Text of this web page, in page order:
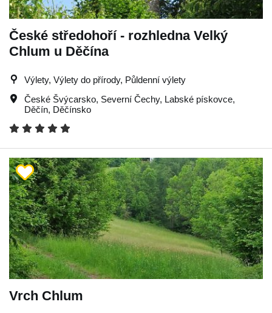
České středohoří - rozhledna Velký
Chlum u Děčína
Výlety, Výlety do přírody, Půldenní výlety
České Švýcarsko, Severní Čechy, Labské pískovce,
Děčín, Děčínsko
Vrch Chlum